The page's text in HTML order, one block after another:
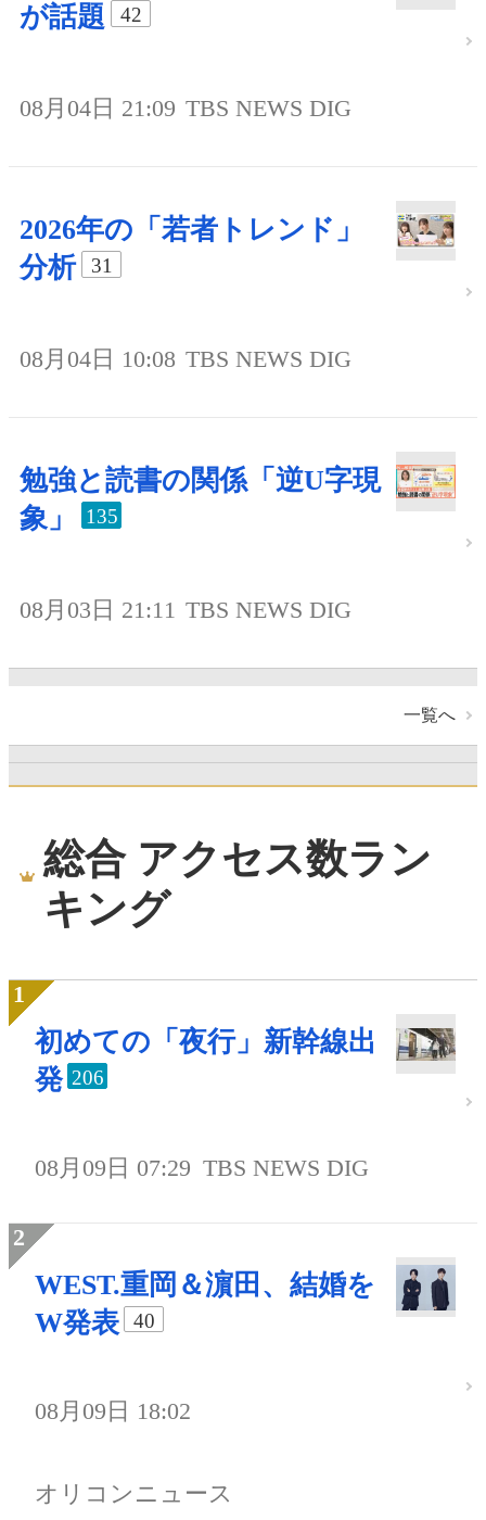
が話題
42
08月04日 21:09 TBS NEWS DIG
2026年の「若者トレンド」
分析
31
08月04日 10:08 TBS NEWS DIG
勉強と読書の関係「逆U字現
象」
135
08月03日 21:11 TBS NEWS DIG
一覧へ
総合 アクセス数ラン
キング
初めての「夜行」新幹線出
発 206
08月09日 07:29 TBS NEWS DIG
WEST.重岡＆濵田、結婚を
W発表
40
08月09日 18:02
オリコンニュース